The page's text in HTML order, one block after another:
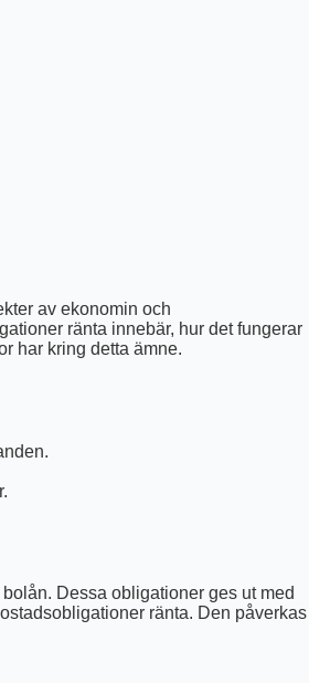
av ekonomin och
ränta innebär, hur det fungerar
har kring detta ämne.
Dessa obligationer ges ut med
ränta. Den påverkas